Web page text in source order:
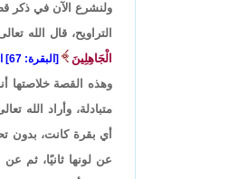
ولنشرع الآن في ذكر
التراويح، قال الله
الْجَاهِلِينَ
[البقرة: 67] الآيات.
وهذه القصة خلاصتها
متبادلة، وأراد
أي بقرة كانت، بدون
عن لونها ثانيًا، ثم عن